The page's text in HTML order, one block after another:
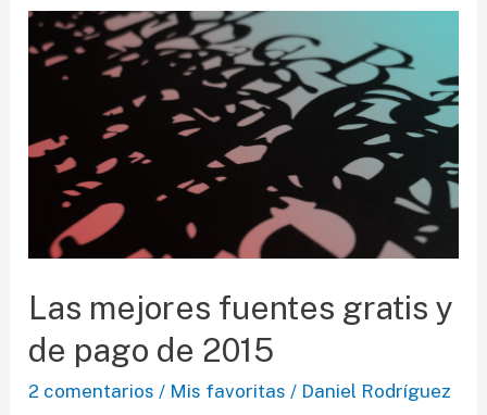
gratuitas
y
[RECOPILATORIO]
Las mejores fuentes gratis y
de pago de 2015
2 comentarios / Mis favoritas / Daniel Rodríguez